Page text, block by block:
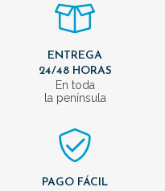
ENTREGA
24/48 HORAS
En toda
la península
PAGO FÁCIL